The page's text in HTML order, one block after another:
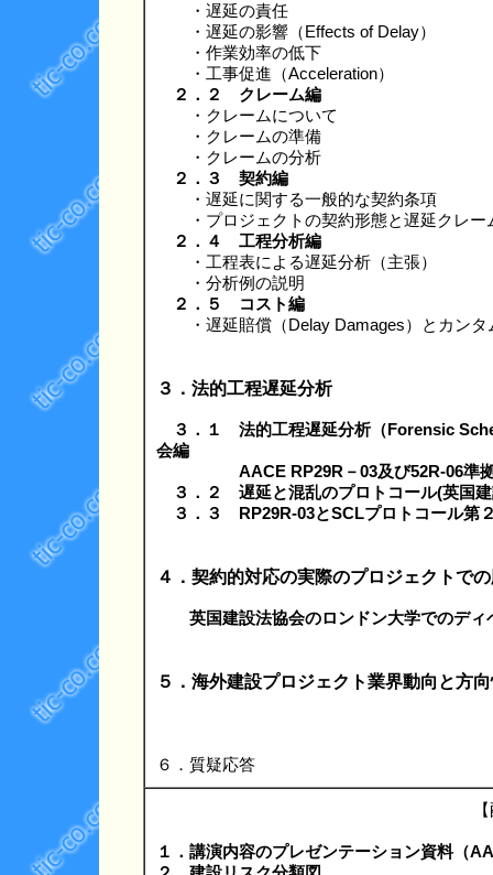
・遅延の責任
・遅延の影響（Effects of Delay）
・作業効率の低下
・工事促進（Acceleration）
２．２ クレーム編
・クレームについて
・クレームの準備
・クレームの分析
２．３ 契約編
・遅延に関する一般的な契約条項
・プロジェクトの契約形態と遅延クレー
２．４ 工程分析編
・工程表による遅延分析（主張）
・分析例の説明
２．５ コスト編
・遅延賠償（Delay Damages）とカンタ
３．法的工程遅延分析
３．１ 法的工程遅延分析（Forensic
会編
AACE RP29R－03及び52R-06準
３．２ 遅延と混乱のプロトコール(英国
３．３ RP29R-03とSCLプロトコール第
４．契約的対応の実際のプロジェクトで
英国建設法協会のロンドン大学でのデ
５．海外建設プロジェクト業界動向と方
６．質疑応答
１．講演内容のプレゼンテーション資料（